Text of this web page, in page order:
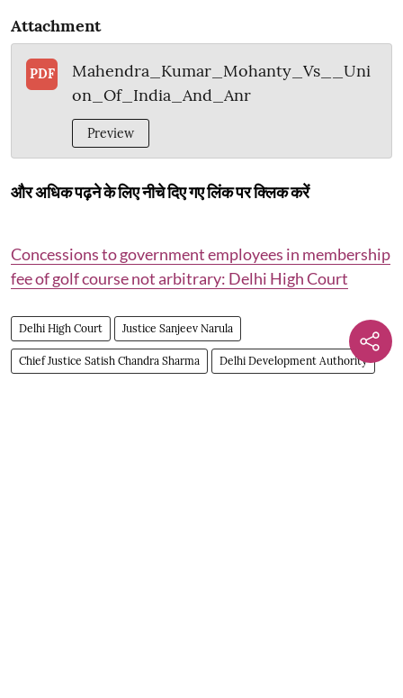
Attachment
PDF
Mahendra_Kumar_Mohanty_Vs__Uni
on_Of_India_And_Anr
Preview
और अधिक पढ़ने के लिए नीचे दिए गए लिंक पर क्लिक करें
Concessions to government employees in membership
fee of golf course not arbitrary: Delhi High Court
Delhi High Court Justice Sanjeev Narula
Chief Justice Satish Chandra Sharma Delhi Development Authority